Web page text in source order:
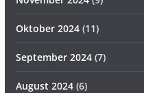
Oktober 2024(11)
September 2024(7)
August 2024(6)